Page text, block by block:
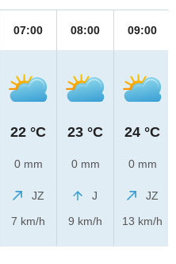
07:00
22 °C
0 mm
JZ
7 km/h
08:00
23 °C
0 mm
J
9 km/h
09:00
24 °C
0 mm
JZ
13 km/h